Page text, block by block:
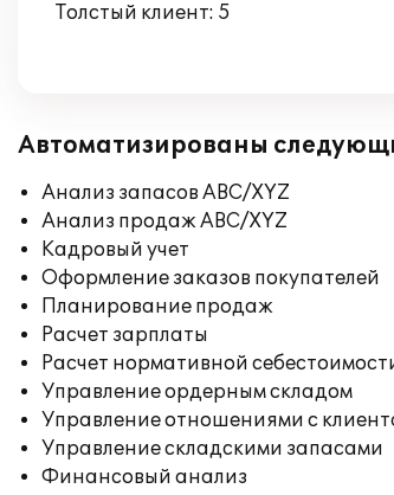
Толстый клиент: 5
Автоматизированы
Анализ запасов ABC/XYZ
Анализ продаж ABC/XYZ
Кадровый учет
Оформление заказов покупателей
Планирование продаж
Расчет зарплаты
Расчет нормативной
Управление ордерным складом
Управление отношениями с
Управление складскими запасами
Финансовый анализ